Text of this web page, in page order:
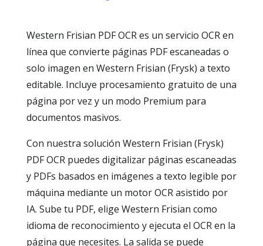
Western Frisian PDF OCR es un servicio OCR en
línea que convierte páginas PDF escaneadas o
solo imagen en Western Frisian (Frysk) a texto
editable. Incluye procesamiento gratuito de una
página por vez y un modo Premium para
documentos masivos.
Con nuestra solución Western Frisian (Frysk)
PDF OCR puedes digitalizar páginas escaneadas
y PDFs basados en imágenes a texto legible por
máquina mediante un motor OCR asistido por
IA. Sube tu PDF, elige Western Frisian como
idioma de reconocimiento y ejecuta el OCR en la
página que necesites. La salida se puede